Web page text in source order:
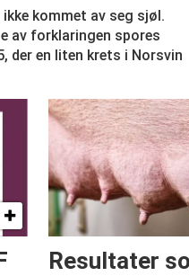
kommet av seg sjøl.
av forklaringen spores
der en liten krets i Norsvin
Resultater